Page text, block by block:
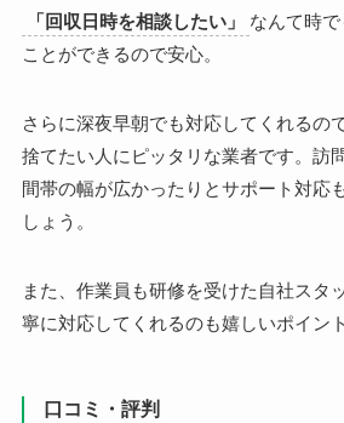
「回収日時を相談したい」
なんて時
ことができるので安心。
さらに深夜早朝でも対応してくれるの
捨てたい人にピッタリな業者です。訪
間帯の幅が広かったりとサポート対応
しょう。
また、作業員も研修を受けた自社スタ
寧に対応してくれるのも嬉しいポイン
口コミ・評判